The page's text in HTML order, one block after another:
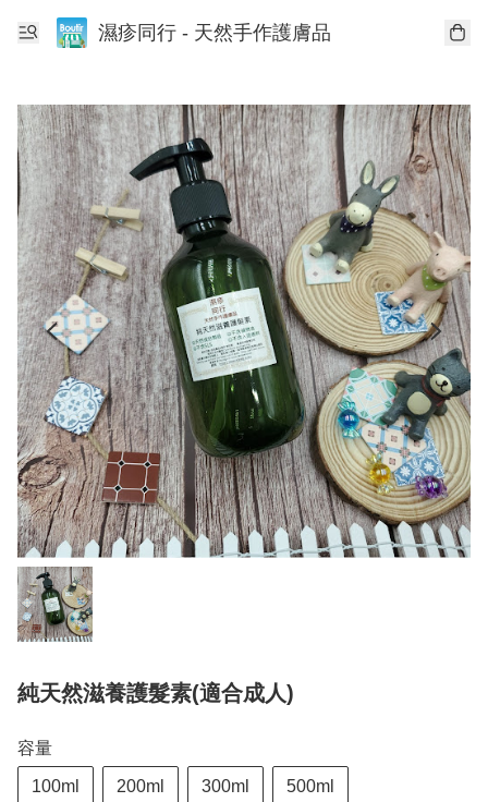
濕疹同行 - 天然手作護膚品
純天然滋養護髮素(適合成人)
容量
100ml 200ml 300ml 500ml